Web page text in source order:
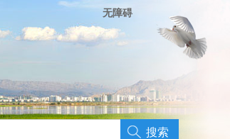
无障碍
搜索